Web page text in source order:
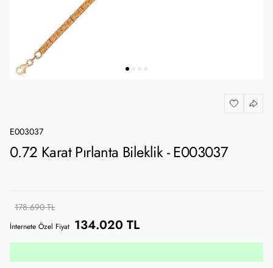
E003037
0.72 Karat Pırlanta Bileklik - E003037
178.690 TL
İnternete Özel Fiyat 134.020 TL